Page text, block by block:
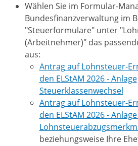
Wählen Sie im Formular-
Bundesfinanzverwaltung im
"Steuerformulare" unter
(Arbeitnehmer)" das
aus:
Antrag auf Lohnsteuer-
den ELStAM 2026 - Anlage
Steuerklassenwechsel
Antrag auf Lohnsteuer-
den ELStAM 2026 -
beziehungsweise Ihre